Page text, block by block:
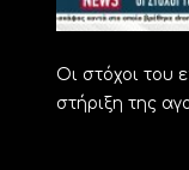
Οι στόχοι του
στήριξη της